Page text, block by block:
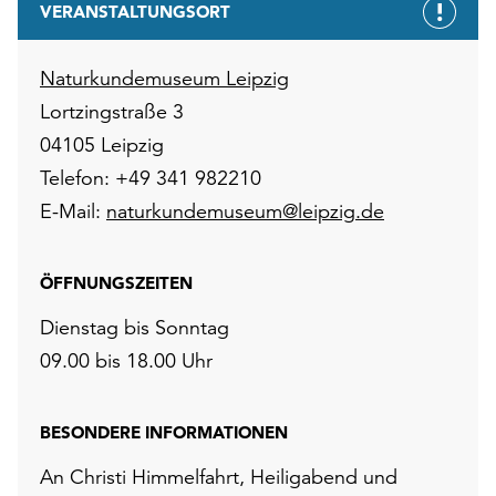
VERANSTALTUNGSORT
Naturkundemuseum Leipzig
Lortzingstraße 3
04105 Leipzig
Telefon: +49 341 982210
E-Mail: naturkundemuseum@leipzig.de
ÖFFNUNGSZEITEN
Dienstag bis Sonntag
09.00 bis 18.00 Uhr
BESONDERE INFORMATIONEN
An Christi Himmelfahrt, Heiligabend und